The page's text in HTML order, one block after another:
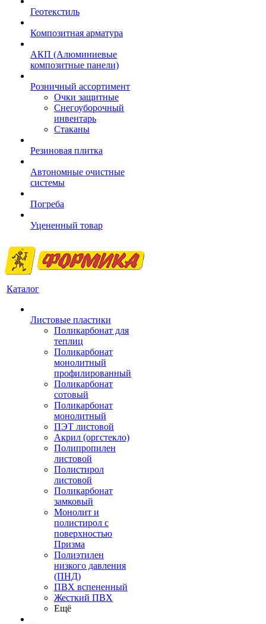
Геотекстиль
Композитная арматура
АКП (Алюминиевые
композитные панели)
Розничный ассортимент
Очки защитные
Снегоуборочный
инвентарь
Стаканы
Резиновая плитка
Автономные очистные
системы
Погреба
Уцененный товар
Каталог
Листовые пластики
Поликарбонат для
теплиц
Поликарбонат
монолитный
профилированный
Поликарбонат
сотовый
Поликарбонат
монолитный
ПЭТ листовой
Акрил (оргстекло)
Полипропилен
листовой
Полистирол
листовой
Поликарбонат
замковый
Монолит и
полистирол с
поверхностью
Призма
Полиэтилен
низкого давления
(ПНД)
ПВХ вспененный
Жесткий ПВХ
Ещё